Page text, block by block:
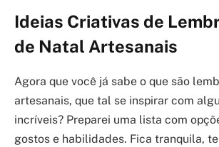
Ideias Criativas de
de Natal Artesanais
Agora que você já sabe o que são
artesanais, que tal se inspirar com
incríveis? Preparei uma lista com
gostos e habilidades. Fica tranquila,